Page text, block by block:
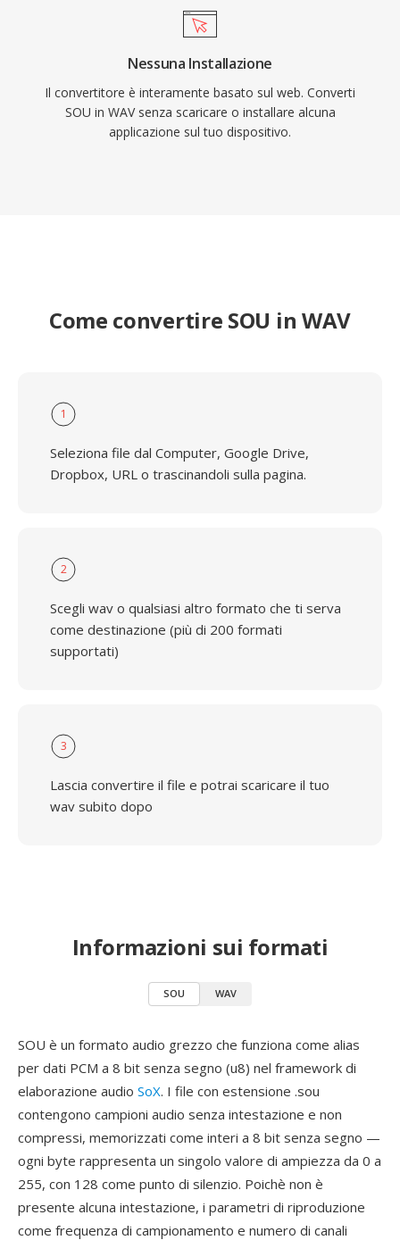
Nessuna Installazione
Il convertitore è interamente basato sul web. Converti
SOU in WAV senza scaricare o installare alcuna
applicazione sul tuo dispositivo.
Come convertire SOU in WAV
1
Seleziona file dal Computer, Google Drive,
Dropbox, URL o trascinandoli sulla pagina.
2
Scegli wav o qualsiasi altro formato che ti serva
come destinazione (più di 200 formati
supportati)
3
Lascia convertire il file e potrai scaricare il tuo
wav subito dopo
Informazioni sui formati
SOU WAV
SOU è un formato audio grezzo che funziona come alias
per dati PCM a 8 bit senza segno (u8) nel framework di
elaborazione audio SoX. I file con estensione .sou
contengono campioni audio senza intestazione e non
compressi, memorizzati come interi a 8 bit senza segno —
ogni byte rappresenta un singolo valore di ampiezza da 0 a
255, con 128 come punto di silenzio. Poichè non è
presente alcuna intestazione, i parametri di riproduzione
come frequenza di campionamento e numero di canali